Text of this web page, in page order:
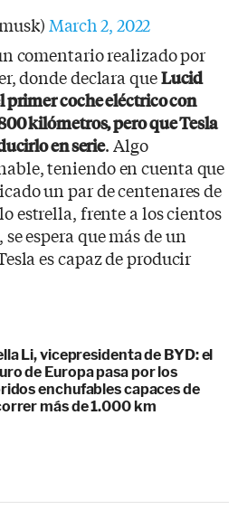
March 2, 2022
comentario realizado por
donde declara queLucid
primer coche eléctrico con
kilómetros, pero que Tesla
en serie. Algo
teniendo en cuenta que
un par de centenares de
estrella, frente a los cientos
espera que más de un
es capaz de producir
Li, vicepresidenta de BYD: el
de Europa pasa por los
enchufables capaces de
más de 1.000 km